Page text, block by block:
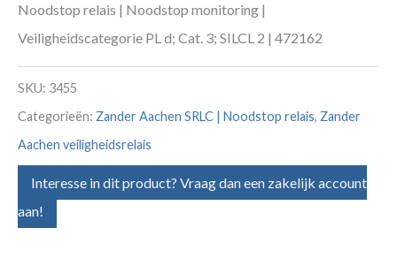
Noodstop relais | Noodstop monitoring |
Veiligheidscategorie PL d; Cat. 3; SILCL 2 | 472162
SKU: 3455
Categorieën: Zander Aachen SRLC | Noodstop relais, Zander
Aachen veiligheidsrelais
Interesse in dit product? Vraag dan een zakelijk account
aan!